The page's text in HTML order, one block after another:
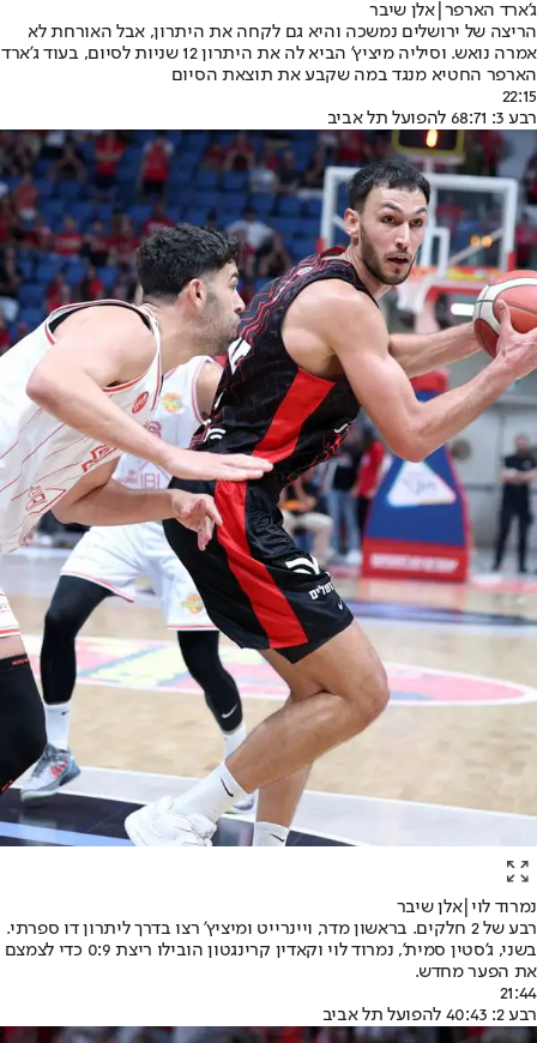
ג'ארד הארפר|אלן שיבר
הריצה של ירושלים נמשכה והיא גם לקחה את היתרון, אבל האורחת לא
אמרה נואש. וסיליה מיציץ' הביא לה את היתרון 12 שניות לסיום, בעוד ג'ארד
הארפר החטיא מנגד במה שקבע את תוצאת הסיום
22:15
רבע 3: 68:71 להפועל תל אביב
נמרוד לוי|אלן שיבר
רבע של 2 חלקים. בראשון מדר, ויינרייט ומיציץ' רצו בדרך ליתרון דו ספרתי.
בשני, ג'סטין סמית', נמרוד לוי וקאדין קרינגטון הובילו ריצת 0:9 כדי לצמצם
את הפער מחדש.
21:44
רבע 2: 40:43 להפועל תל אביב